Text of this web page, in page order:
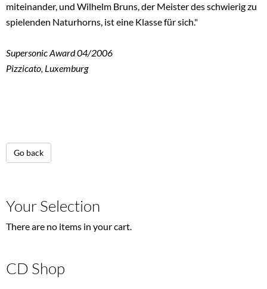
miteinander, und Wilhelm Bruns, der Meister des schwierig zu
spielenden Naturhorns, ist eine Klasse für sich."
Supersonic Award 04/2006
Pizzicato, Luxemburg
Go back
Your Selection
There are no items in your cart.
CD Shop